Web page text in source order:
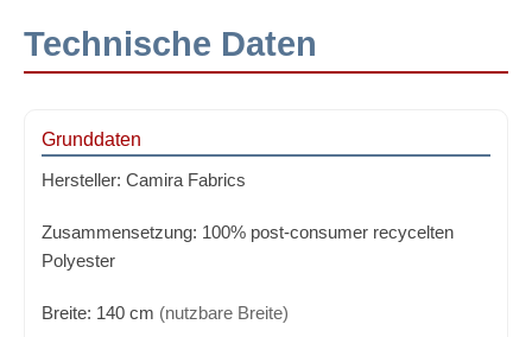
Technische Daten
Grunddaten
Hersteller: Camira Fabrics
Zusammensetzung: 100% post-consumer recycelten
Polyester
Breite: 140 cm (nutzbare Breite)